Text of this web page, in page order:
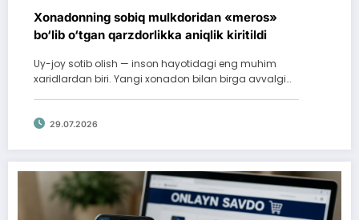
Xonadonning sobiq mulkdoridan «meros»
bo‘lib o‘tgan qarzdorlikka aniqlik kiritildi
Uy-joy sotib olish — inson hayotidagi eng muhim
xaridlardan biri. Yangi xonadon bilan birga avvalgi…
29.07.2026